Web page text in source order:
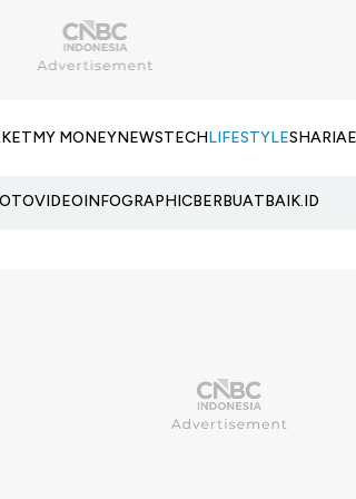
MY MONEYNEWSTECHLIFESTYLESHARIA
VIDEOINFOGRAPHICBERBUATBAIK.ID